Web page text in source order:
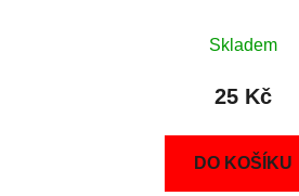
Skladem
25 Kč
DO KOŠÍKU